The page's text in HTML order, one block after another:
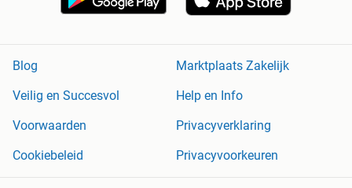
Blog
Marktplaats Zakelijk
Veilig en Succesvol
Help en Info
Voorwaarden
Privacyverklaring
Cookiebeleid
Privacyvoorkeuren